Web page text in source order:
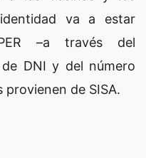
va a estar
–a través del
DNI y del número
de SISA.